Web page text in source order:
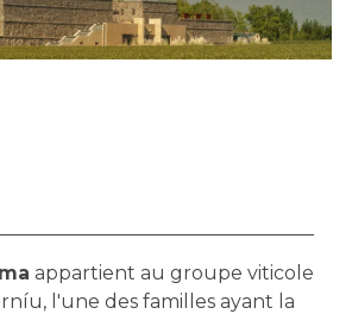
appartient au groupe viticole
l'une des familles ayant la